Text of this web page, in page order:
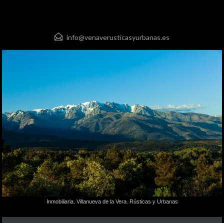
info@venaverusticasyurbanas.es
Inmobiliaria. Villanueva de la Vera. Rústicas y Urbanas